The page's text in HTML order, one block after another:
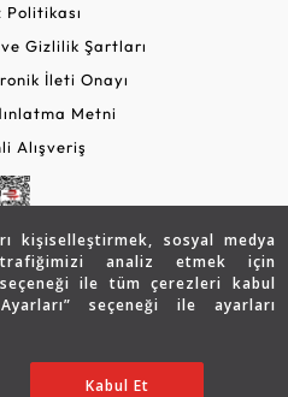
kişiselleştirmek, sosyal medya
analiz etmek için
seçeneği ile tüm çerezleri kabul
seçeneği ile ayarları
Ayarları Düzenle
Kabul Et
Politikası
Gizlilik Şartları
İleti Onayı
Metni
Alışveriş